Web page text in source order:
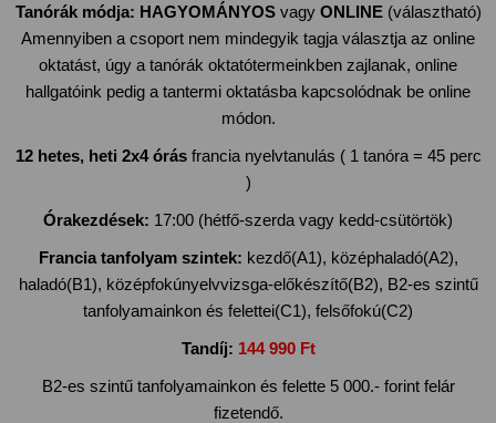
Tanórák módja: HAGYOMÁNYOSvagy ONLINE(választható)
Amennyiben a csoport nem mindegyik tagja választja az online
oktatást, úgy a tanórák oktatótermeinkben zajlanak, online
hallgatóink pedig a tantermi oktatásba kapcsolódnak be online
módon.
12 hetes, heti 2x4 órásfrancia nyelvtanulás ( 1 tanóra = 45 perc
)
Órakezdések: 17:00 (hétfő-szerda vagy kedd-csütörtök)
Francia tanfolyam szintek: kezdő(A1), középhaladó(A2),
haladó(B1), középfokúnyelvvizsga-előkészítő(B2), B2-es szintű
tanfolyamainkon és felettei(C1), felsőfokú(C2)
Tandíj: 144 990 Ft
B2-es szintű tanfolyamainkon és felette 5 000.- forint felár
fizetendő.